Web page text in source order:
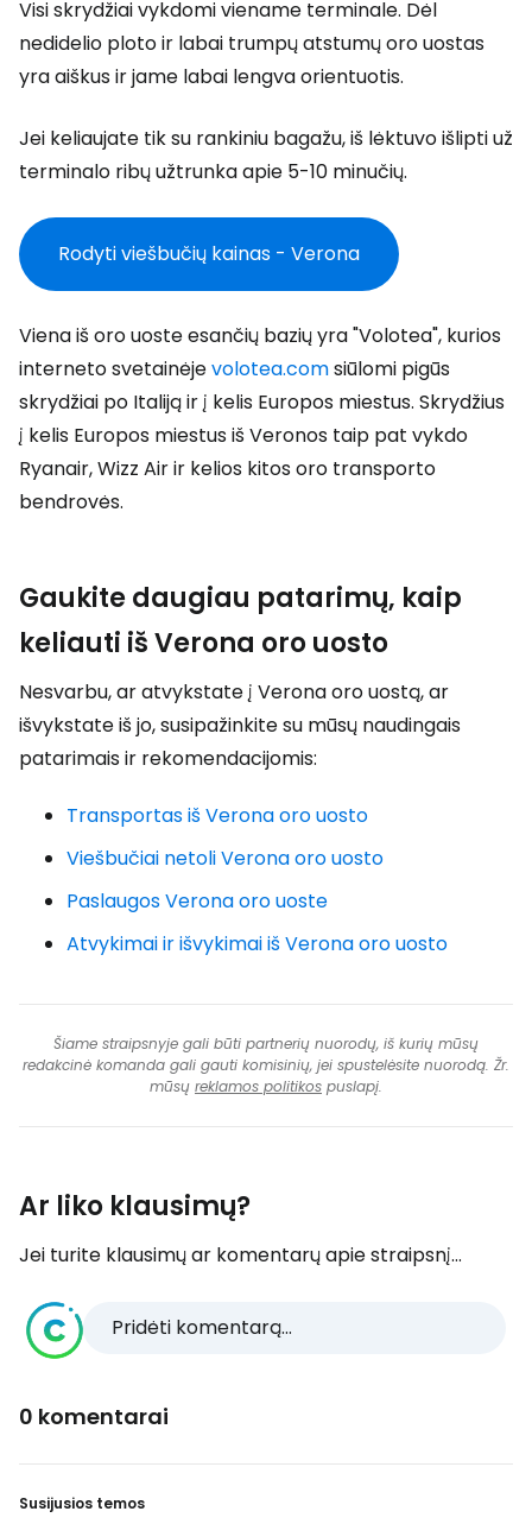
Visi skrydžiai vykdomi viename terminale. Dėl
nedidelio ploto ir labai trumpų atstumų oro uostas
yra aiškus ir jame labai lengva orientuotis.
Jei keliaujate tik su rankiniu bagažu, iš lėktuvo išlipti už
terminalo ribų užtrunka apie 5-10 minučių.
Rodyti viešbučių kainas - Verona
Viena iš oro uoste esančių bazių yra "Volotea", kurios
interneto svetainėjevolotea.comsiūlomi pigūs
skrydžiai po Italiją ir į kelis Europos miestus. Skrydžius
į kelis Europos miestus iš Veronos taip pat vykdo
Ryanair, Wizz Air ir kelios kitos oro transporto
bendrovės.
Gaukite daugiau patarimų, kaip
keliauti iš Verona oro uosto
Nesvarbu, ar atvykstate į Verona oro uostą, ar
išvykstate iš jo, susipažinkite su mūsų naudingais
patarimais ir rekomendacijomis:
Transportas iš Verona oro uosto
Viešbučiai netoli Verona oro uosto
Paslaugos Verona oro uoste
Atvykimai ir išvykimai iš Verona oro uosto
Šiame straipsnyje gali būti partnerių nuorodų, iš kurių mūsų
redakcinė komanda gali gauti komisinių, jei spustelėsite nuorodą. Žr.
mūsų reklamos politikos puslapį.
Ar liko klausimų?
Jei turite klausimų ar komentarų apie straipsnį...
Pridėti komentarą...
0 komentarai
Susijusios temos